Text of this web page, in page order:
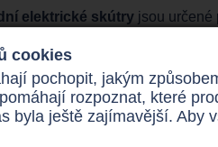
elektrické skútry jsou určené
a záleží jen na Vás,
ceny? V tom případě se
prostřednictvím
cookies
pochopit, jakým
rozpoznat, které
byla ještě zajímavější. Aby